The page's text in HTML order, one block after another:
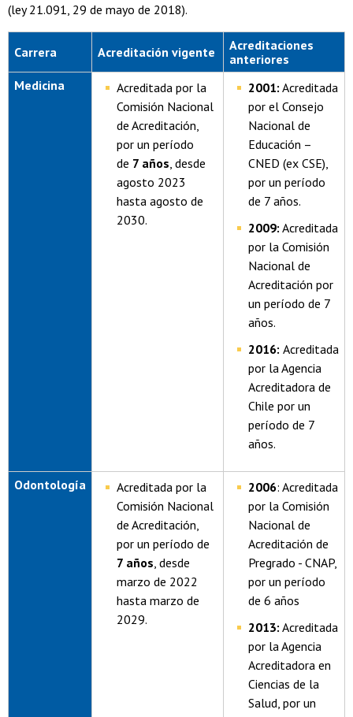
(ley 21.091, 29 de mayo de 2018).
Carrera Acreditación vigente
Acreditaciones
anteriores
Medicina
Acreditada por la
Comisión Nacional
de Acreditación,
por un período
de 7 años, desde
agosto 2023
hasta agosto de
2030.
2001: Acreditada
por el Consejo
Nacional de
Educación –
CNED (ex CSE),
por un período
de 7 años.
2009: Acreditada
por la Comisión
Nacional de
Acreditación por
un período de 7
años.
2016: Acreditada
por la Agencia
Acreditadora de
Chile por un
período de 7
años.
Odontología
Acreditada por la
Comisión Nacional
de Acreditación,
por un período de
7 años, desde
marzo de 2022
hasta marzo de
2029.
2006: Acreditada
por la Comisión
Nacional de
Acreditación de
Pregrado - CNAP,
por un período
de 6 años
2013: Acreditada
por la Agencia
Acreditadora en
Ciencias de la
Salud, por un